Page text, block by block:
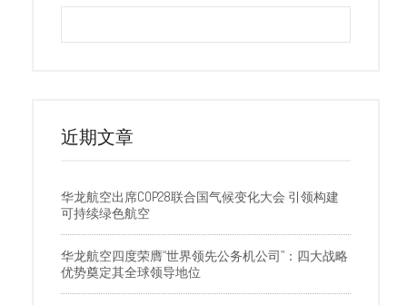
近期文章
华龙航空出席COP28联合国气候变化大会 引领构建
可持续绿色航空
华龙航空四度荣膺“世界领先公务机公司”：四大战略
优势奠定其全球领导地位